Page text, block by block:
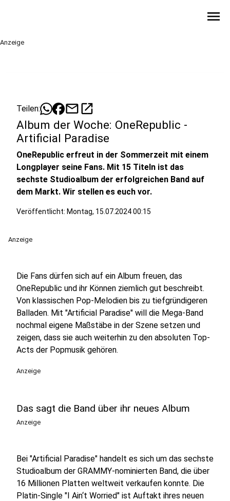
menu
Anzeige
Teilen: mailopen_in_new
Album der Woche: OneRepublic -
Artificial Paradise
OneRepublic erfreut in der Sommerzeit mit einem
Longplayer seine Fans. Mit 15 Titeln ist das
sechste Studioalbum der erfolgreichen Band auf
dem Markt. Wir stellen es euch vor.
Veröffentlicht: Montag, 15.07.2024 00:15
Anzeige
Die Fans dürfen sich auf ein Album freuen, das
OneRepublic und ihr Können ziemlich gut beschreibt.
Von klassischen Pop-Melodien bis zu tiefgründigeren
Balladen. Mit "Artificial Paradise" will die Mega-Band
nochmal eigene Maßstäbe in der Szene setzen und
zeigen, dass sie auch weiterhin zu den absoluten Top-
Acts der Popmusik gehören.
Anzeige
Das sagt die Band über ihr neues Album
Anzeige
Bei "Artificial Paradise" handelt es sich um das sechste
Studioalbum der GRAMMY-nominierten Band, die über
16 Millionen Platten weltweit verkaufen konnte. Die
Platin-Single "I Ain‘t Worried" ist Auftakt ihres neuen